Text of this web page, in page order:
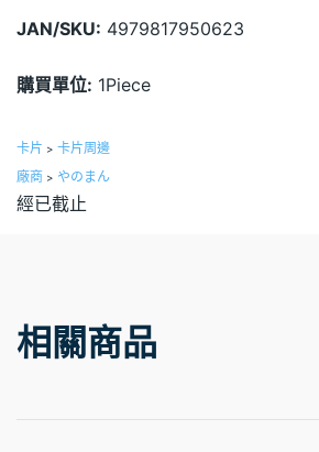
JAN/SKU: 4979817950623
購買單位: 1Piece
卡片 > 卡片周邊
廠商 > やのまん
經已截止
相關商品